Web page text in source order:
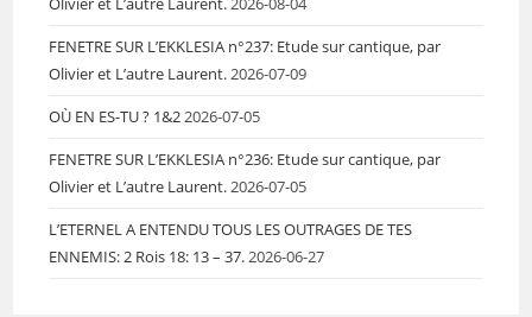
FENETRE SUR L’EKKLESIA n°237: Etude sur cantique, par
Olivier et L’autre Laurent.2026-07-09
OÙ EN ES-TU ? 1&22026-07-05
FENETRE SUR L’EKKLESIA n°236: Etude sur cantique, par
Olivier et L’autre Laurent.2026-07-05
L’ETERNEL A ENTENDU TOUS LES OUTRAGES DE TES
ENNEMIS: 2 Rois 18: 13 – 37.2026-06-27